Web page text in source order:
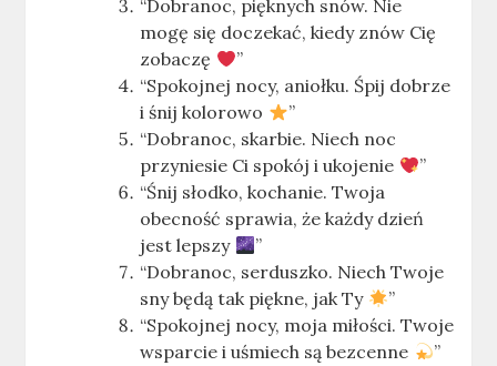
“Dobranoc, pięknych snów. Nie
mogę się doczekać, kiedy znów Cię
zobaczę
”
“Spokojnej nocy, aniołku. Śpij dobrze
i śnij kolorowo
”
“Dobranoc, skarbie. Niech noc
przyniesie Ci spokój i ukojenie
”
“Śnij słodko, kochanie. Twoja
obecność sprawia, że każdy dzień
jest lepszy
”
“Dobranoc, serduszko. Niech Twoje
sny będą tak piękne, jak Ty
”
“Spokojnej nocy, moja miłości. Twoje
wsparcie i uśmiech są bezcenne
”